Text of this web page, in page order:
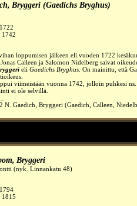
Bryggeri (Gaedichs Bryghus)
1722
1742
loppumisen jälkeen eli vuoden 1722
Calleen ja Salomon Nidelberg saivat
eli Gaedichs Bryghus . On mainittu, että
viimeistään vuonna 1742, jolloin puhkesi ns.
ei ole selvillä.
N. Gaedich, Bryggeri (Gaedich, Calleen,
Bryggeri
(nyk. Linnankatu 48)
1794
1815